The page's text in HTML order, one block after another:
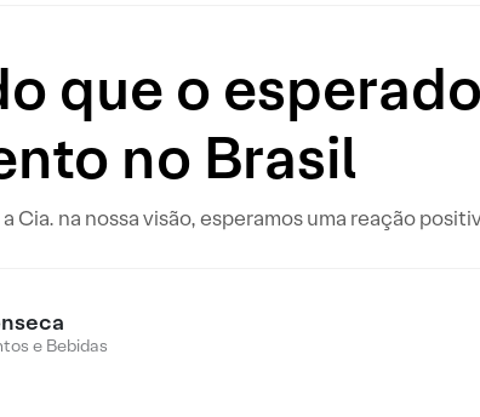
que o
no Brasil
na nossa visão, esperamos uma reação
e Bebidas